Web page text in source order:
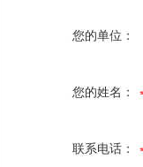
您的单位：
您的姓名：
联系电话：